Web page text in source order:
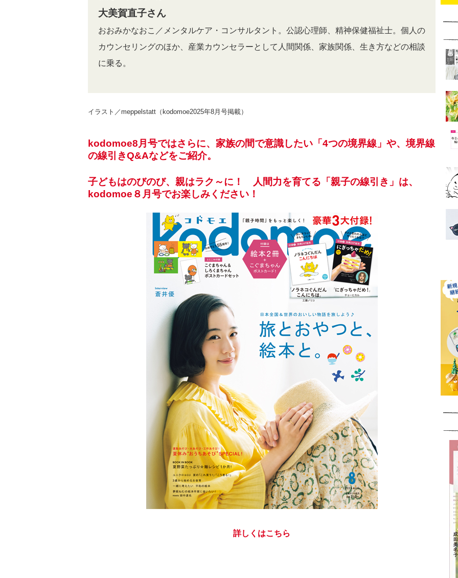
大美賀直子さん
おおみかなおこ／メンタルケア・コンサルタント。公認心理師、精神保健福祉士。個人の
カウンセリングのほか、産業カウンセラーとして人間関係、家族関係、生き方などの相談
に乗る。
イラスト／meppelstatt（kodomoe2025年8月号掲載）
kodomoe8月号ではさらに、家族の間で意識したい「4つの境界線」や、境界線
の線引きQ&Aなどをご紹介。
子どもはのびのび、親はラク～に！ 人間力を育てる「親子の線引き」は、
kodomoe８月号でお楽しみください！
詳しくはこちら